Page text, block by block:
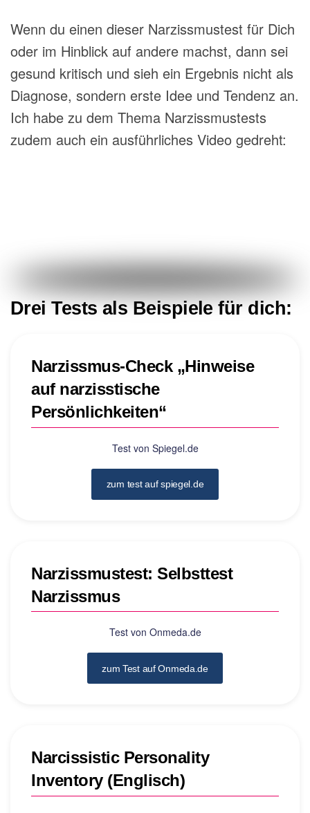
Wenn du einen dieser Narzissmustest für Dich
oder im Hinblick auf andere machst, dann sei
gesund kritisch und sieh ein Ergebnis nicht als
Diagnose, sondern erste Idee und Tendenz an.
Ich habe zu dem Thema Narzissmustests
zudem auch ein ausführliches Video gedreht:
Drei Tests als Beispiele für dich:
Narzissmus-Check „Hinweise
auf narzisstische
Persönlichkeiten“
Test von Spiegel.de
zum test auf spiegel.de
Narzissmustest: Selbsttest
Narzissmus
Test von Onmeda.de
zum Test auf Onmeda.de
Narcissistic Personality
Inventory (Englisch)